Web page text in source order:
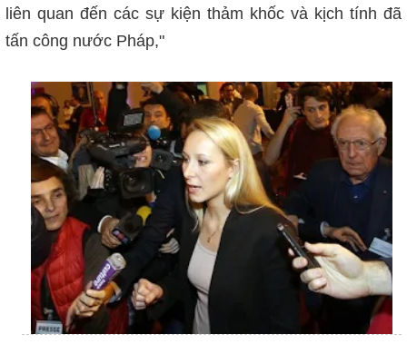
liên quan đến các sự kiện thảm khốc và kịch tính đã
tấn công nước Pháp,"